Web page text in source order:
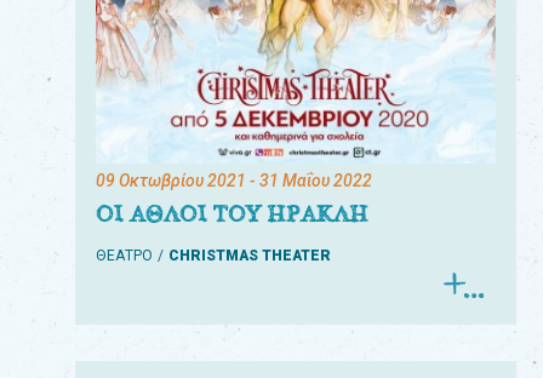
09 Οκτωβρίου 2021 - 31 Μαΐου 2022
ΟΙ ΑΘΛΟΙ ΤΟΥ ΗΡΑΚΛΗ
ΘΕΑΤΡΟ CHRISTMAS THEATER